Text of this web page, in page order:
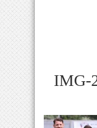
IMG-